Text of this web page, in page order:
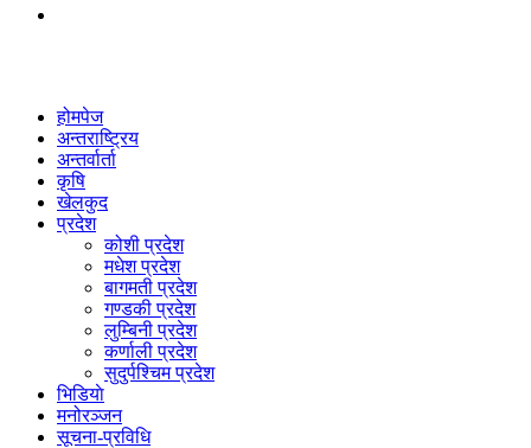
होमपेज
अन्तराष्ट्रिय
अन्तर्वार्ता
कृषि
खेलकुद
प्रदेश
कोशी प्रदेश
मधेश प्रदेश
बागमती प्रदेश
गण्डकी प्रदेश
लुम्बिनी प्रदेश
कर्णाली प्रदेश
सुदुर्पश्चिम प्रदेश
भिडियाे
मनोरञ्जन
सूचना-प्रविधि